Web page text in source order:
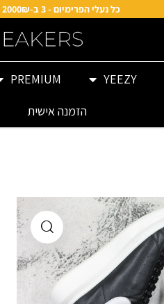
כל נעלי הפרימיום - 3 ב-2000₪ · נייק ואדידס - 3 ב-1200₪
YEEZY
PREMIUM
הזמנה אישית